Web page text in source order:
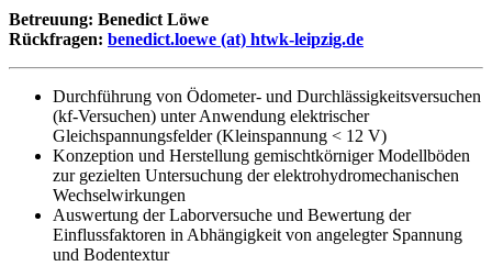
Betreuung: Benedict Löwe
Rückfragen: benedict.loewe (at) htwk-leipzig.de
Durchführung von Ödometer- und Durchlässigkeitsversuchen
(kf-Versuchen) unter Anwendung elektrischer
Gleichspannungsfelder (Kleinspannung < 12 V)
Konzeption und Herstellung gemischtkörniger Modellböden
zur gezielten Untersuchung der elektrohydromechanischen
Wechselwirkungen
Auswertung der Laborversuche und Bewertung der
Einflussfaktoren in Abhängigkeit von angelegter Spannung
und Bodentextur